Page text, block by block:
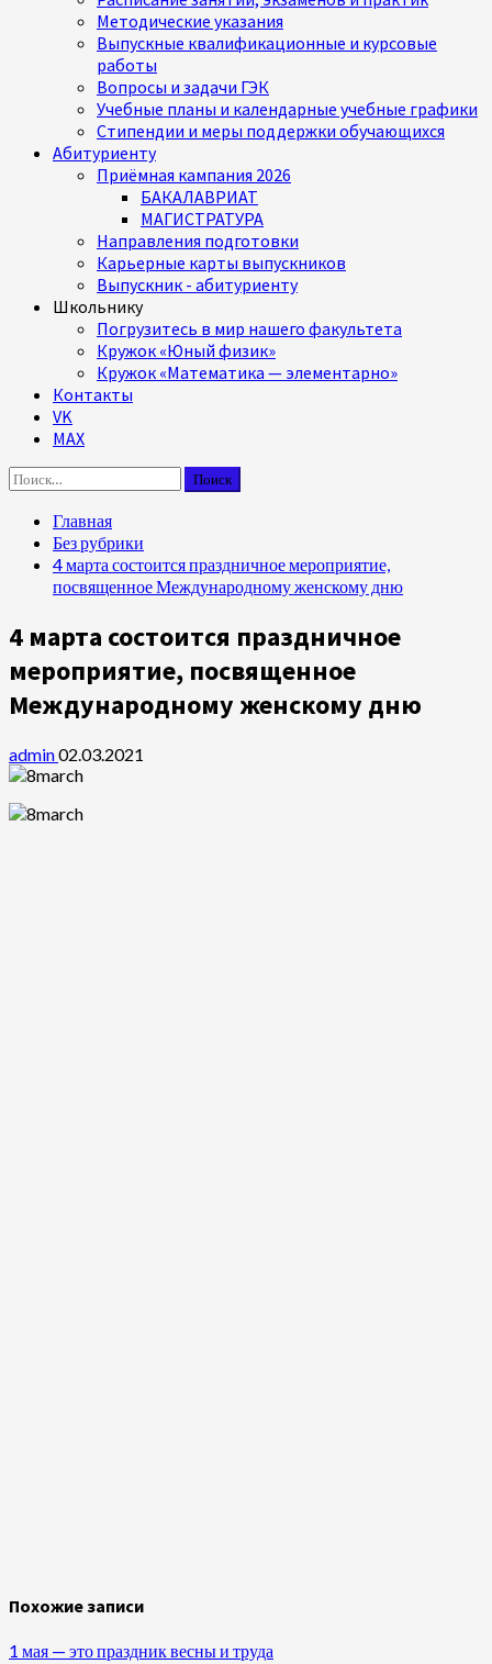
Методические указания
Выпускные квалификационные и курсовые
работы
Вопросы и задачи ГЭК
Учебные планы и календарные учебные графики
Стипендии и меры поддержки обучающихся
Абитуриенту
Приёмная кампания 2026
БАКАЛАВРИАТ
МАГИСТРАТУРА
Направления подготовки
Карьерные карты выпускников
Выпускник - абитуриенту
Школьнику
Погрузитесь в мир нашего факультета
Кружок «Юный физик»
Кружок «Математика — элементарно»
Контакты
VK
MAX
Найти:
Главная
Без рубрики
4 марта состоится праздничное мероприятие,
посвященное Международному женскому дню
4 марта состоится праздничное
мероприятие, посвященное
Международному женскому дню
admin02.03.2021
Похожие записи
1 мая — это праздник весны и труда